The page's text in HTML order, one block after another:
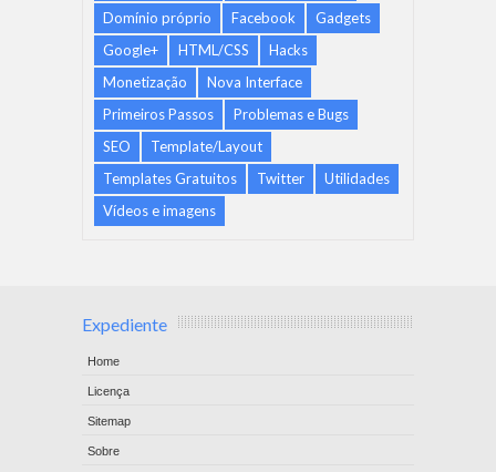
Domínio próprio
Facebook
Gadgets
Google+
HTML/CSS
Hacks
Monetização
Nova Interface
Primeiros Passos
Problemas e Bugs
SEO
Template/Layout
Templates Gratuitos
Twitter
Utilidades
Vídeos e imagens
Expediente
Home
Licença
Sitemap
Sobre